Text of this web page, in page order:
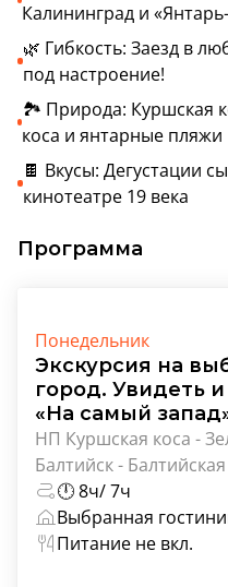
Калининград и
🌿 Гибкость: Заезд в
под настроение!
🏞️ Природа: Куршская
коса и янтарные пляжи
🍫 Вкусы: Дегустации
кинотеатре 19 века
Программа
Понедельник
Экскурсия на
город. Увидеть
«На самый
НП Куршская коса -
Балтийск -
🕛 8ч/ 7ч
Выбранная
Питание не вкл.